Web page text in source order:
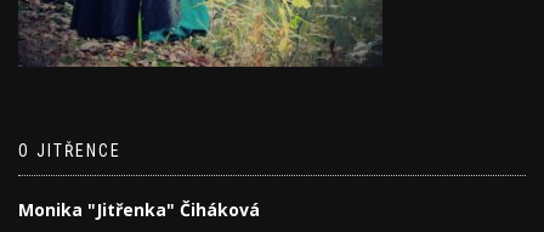
O JITŘENCE
Monika "Jitřenka" Čiháková